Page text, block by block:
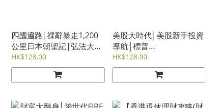
四國遍路|祼辭暴走1,200
公里日本朝聖記|弘法大師
空海|八十八箇所|金剛杖|
夢想
HK$128.00
美股大時代│美股新手投資
導航│標普
500│VOO│QQQ│美股七
雄│美股 ETF
HK$128.00